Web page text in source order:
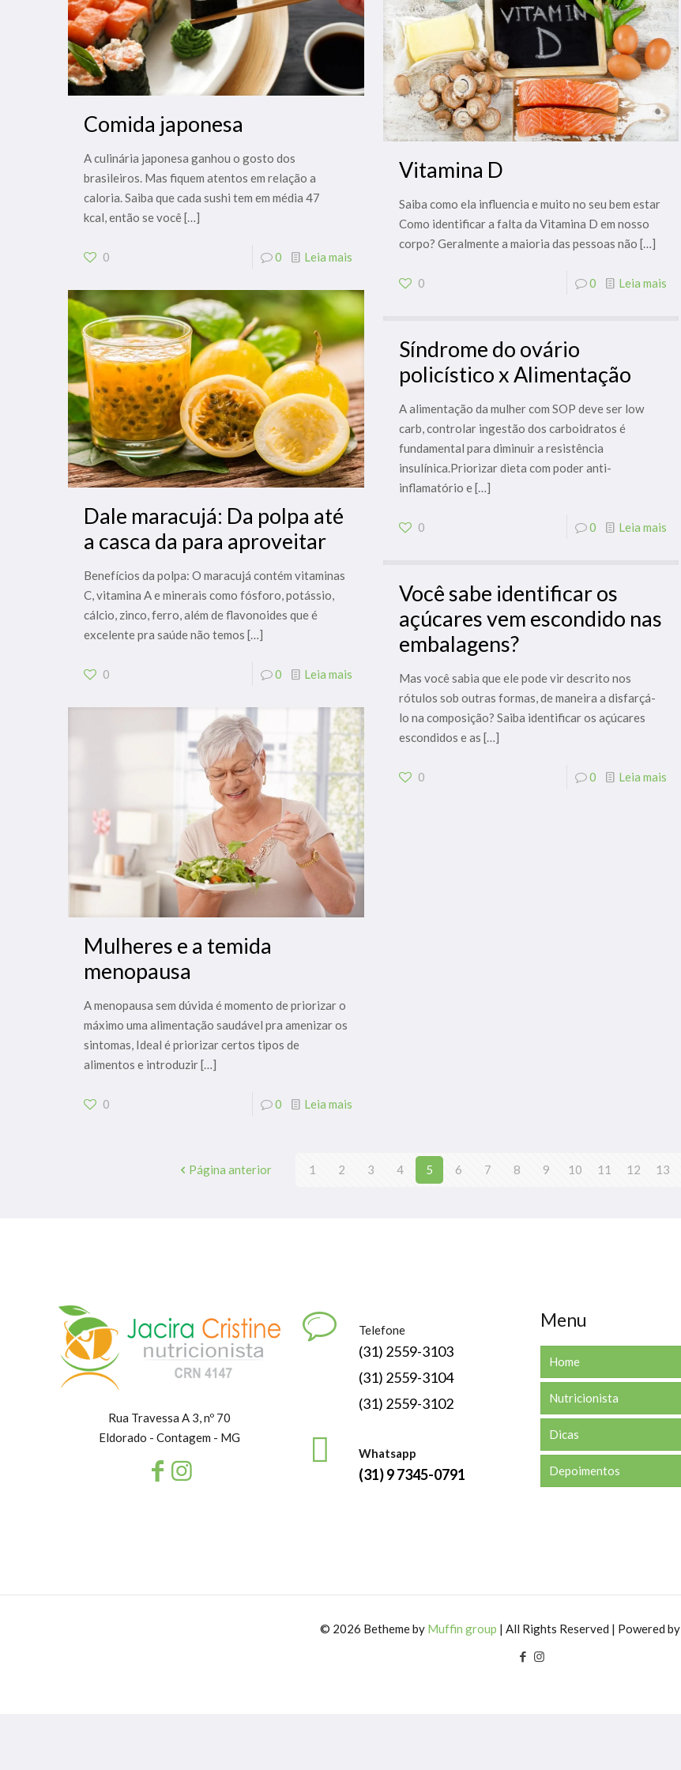
Comida japonesa
A culinária japonesa ganhou o gosto dos
brasileiros. Mas fiquem atentos em relação a
caloria. Saiba que cada sushi tem em média 47
kcal, então se você[…]
0 0 Leia mais
Vitamina D
Saiba como ela influencia e muito no seu bem estar
Como identificar a falta da Vitamina D em nosso
corpo? Geralmente a maioria das pessoas não […]
0 0 Leia mais
Dale maracujá: Da polpa até
a casca da para aproveitar
Benefícios da polpa: O maracujá contém vitaminas
C, vitamina A e minerais como fósforo, potássio,
cálcio, zinco, ferro, além de flavonoides que é
excelente pra saúde não temos […]
0 0 Leia mais
Síndrome do ovário
policístico x Alimentação
A alimentação da mulher com SOP deve ser low
carb, controlar ingestão dos carboidratos é
fundamental para diminuir a resistência
insulínica.Priorizar dieta com poder anti-
inflamatório e[…]
0 0 Leia mais
Você sabe identificar os
açúcares vem escondido nas
embalagens?
Mas você sabia que ele pode vir descrito nos
rótulos sob outras formas, de maneira a disfarçá-
lo na composição? Saiba identificar os açúcares
escondidos e as […]
0 0 Leia mais
Mulheres e a temida
menopausa
A menopausa sem dúvida é momento de priorizar o
máximo uma alimentação saudável pra amenizar os
sintomas, Ideal é priorizar certos tipos de
alimentos e introduzir[…]
0 0 Leia mais
Página anterior 1 2 3 4 5 6 7 8 9 10 11 12 13
Rua Travessa A 3, nº 70
Eldorado - Contagem - MG
Telefone
(31) 2559-3103
(31) 2559-3104
(31) 2559-3102
Whatsapp
(31) 9 7345-0791
Menu
Home
Nutricionista
Dicas
Depoimentos
© 2026 Betheme by Muffin group | All Rights Reserved | Powered by